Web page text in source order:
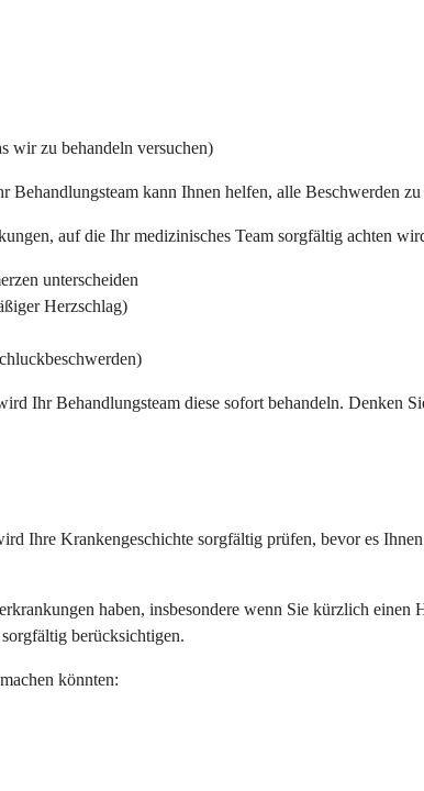
wir zu behandeln versuchen)
kann Ihnen helfen, alle Beschwerden
auf die Ihr medizinisches Team sorgfältig achten
unterscheiden
Herzschlag)
Ihr Behandlungsteam diese sofort behandeln. Denken
Ihre Krankengeschichte sorgfältig prüfen, bevor es
haben, insbesondere wenn Sie kürzlich
berücksichtigen.
könnten: